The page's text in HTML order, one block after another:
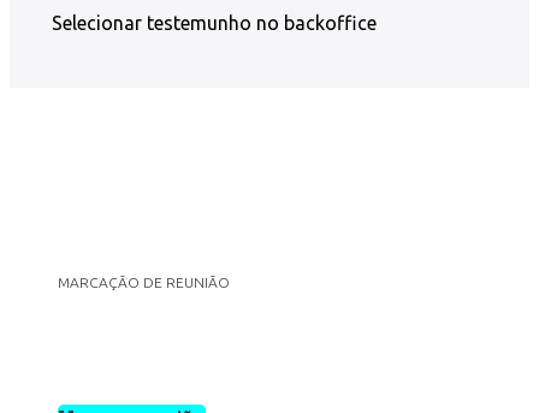
Selecionar testemunho no backoffice
MARCAÇÃO DE REUNIÃO